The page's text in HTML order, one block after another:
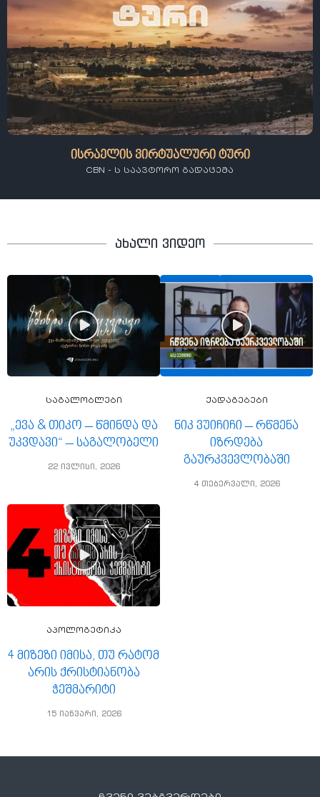
ისრაელის ვირტუალური ტური
CBN - ს საავტორო გადაცემა
ახალი ვიდეო
საგალობლები
„ევა & თიკო – წმინდა და
უკვდავი“ – საგალობელი
22 ივლისი, 2026
ქადაგებები
ნიკ ვუიჩიჩი – რწმენა
იზრდება
გაურკვევლობაში
4 თებერვალი, 2026
აპოლოგეტიკა
4 მიზეზი იმისა, თუ რატომ
არის ქრისტიანობა
ჭეშმარიტი
15 იანვარი, 2026